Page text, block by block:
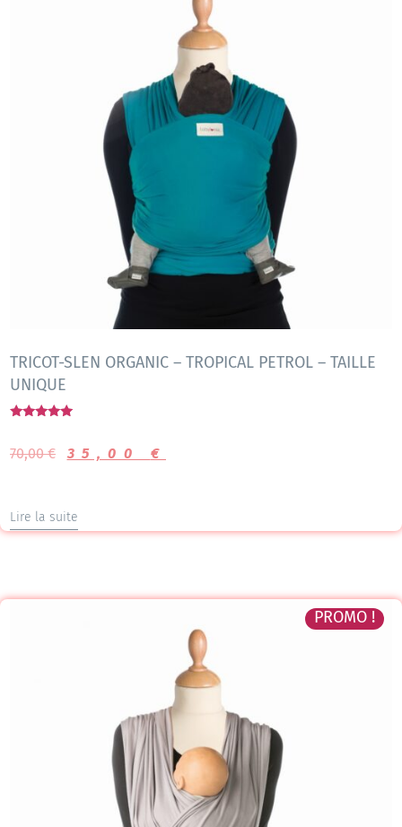
TRICOT-SLEN ORGANIC – TROPICAL PETROL – TAILLE
UNIQUE
sur 5
70,00€ 35,00 €
Lire la suite
PROMO !